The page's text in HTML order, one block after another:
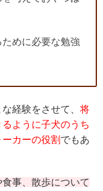
めに必要な勉強
経験をさせて、 将
ように子犬のうち
カーの役割 でもあ
事、散歩について